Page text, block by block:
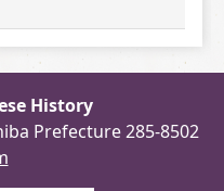
History
Prefecture 285-8502